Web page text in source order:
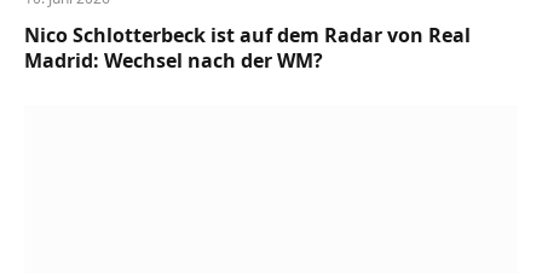
Nico Schlotterbeck ist auf dem Radar von Real
Madrid: Wechsel nach der WM?